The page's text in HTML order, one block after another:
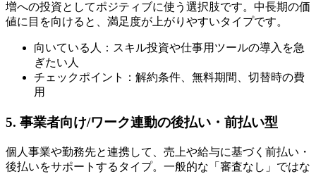
増への投資としてポジティブに使う選択肢です。中長期の価
値に目を向けると、満足度が上がりやすいタイプです。
向いている人：スキル投資や仕事用ツールの導入を急
ぎたい人
チェックポイント：解約条件、無料期間、切替時の費
用
5. 事業者向け/ワーク連動の後払い・前払い型
個人事業や勤務先と連携して、売上や給与に基づく前払い・
後払いをサポートするタイプ。一般的な「審査なし」ではな